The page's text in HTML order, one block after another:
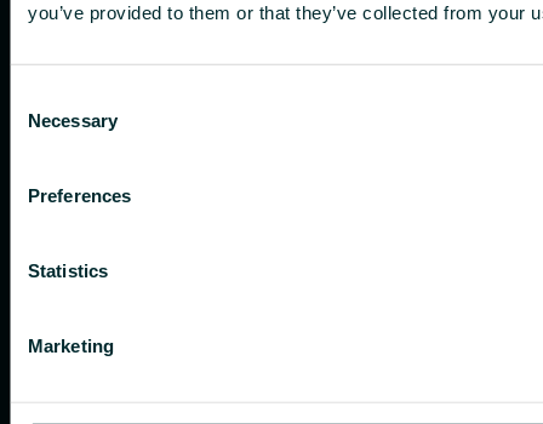
you’ve provided to them or that they’ve collected from your
Selection
Necessary
Preferences
Statistics
Marketing